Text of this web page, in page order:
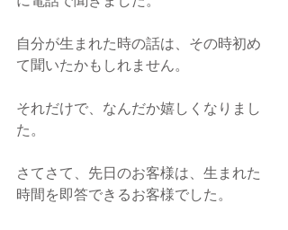
自分が生まれた時の話は、その時初め
て聞いたかもしれません。
それだけで、なんだか嬉しくなりまし
た。
さてさて、先日のお客様は、生まれた
時間を即答できるお客様でした。